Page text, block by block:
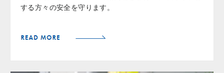
する方々の安全を守ります。